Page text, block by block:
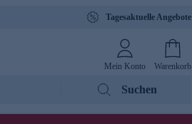
Tagesaktuelle Angebote
Mein Konto Warenkorb
Suchen